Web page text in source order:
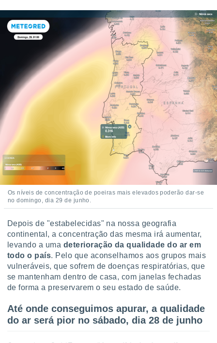
Os níveis de concentração de poeiras mais elevados poderão dar-se
no domingo, dia 29 de junho.
Depois de "estabelecidas" na nossa geografia
continental, a concentração das mesma irá aumentar,
levando a uma deterioração da qualidade do ar em
todo o país. Pelo que aconselhamos aos grupos mais
vulneráveis, que sofrem de doenças respiratórias, que
se mantenham dentro de casa, com janelas fechadas
de forma a preservarem o seu estado de saúde.
Até onde conseguimos apurar, a qualidade
do ar será pior no sábado, dia 28 de junho